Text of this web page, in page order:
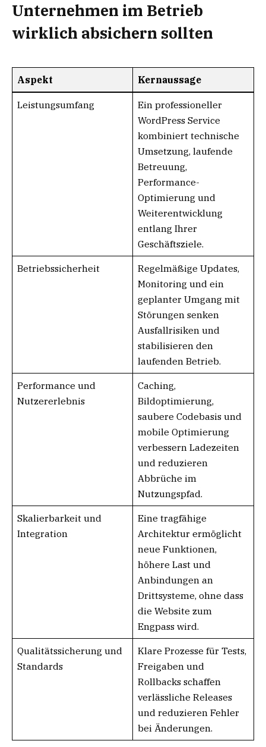
Unternehmen im Betrieb
wirklich absichern sollten
Aspekt Kernaussage
Leistungsumfang
Ein professioneller
WordPress Service
kombiniert technische
Umsetzung, laufende
Betreuung,
Performance-
Optimierung und
Weiterentwicklung
entlang Ihrer
Geschäftsziele.
Betriebssicherheit
Regelmäßige Updates,
Monitoring und ein
geplanter Umgang mit
Störungen senken
Ausfallrisiken und
stabilisieren den
laufenden Betrieb.
Performance und
Nutzererlebnis
Caching,
Bildoptimierung,
saubere Codebasis und
mobile Optimierung
verbessern Ladezeiten
und reduzieren
Abbrüche im
Nutzungspfad.
Skalierbarkeit und
Integration
Eine tragfähige
Architektur ermöglicht
neue Funktionen,
höhere Last und
Anbindungen an
Drittsysteme, ohne dass
die Website zum
Engpass wird.
Qualitätssicherung und
Standards
Klare Prozesse für Tests,
Freigaben und
Rollbacks schaffen
verlässliche Releases
und reduzieren Fehler
bei Änderungen.